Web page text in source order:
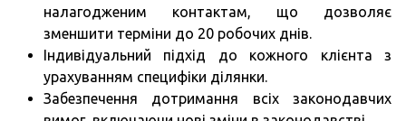
налагодженим контактам, що дозволяє
зменшити терміни до 20 робочих днів.
Індивідуальний підхід до кожного клієнта з
урахуванням специфіки ділянки.
Забезпечення дотримання всіх законодавчих